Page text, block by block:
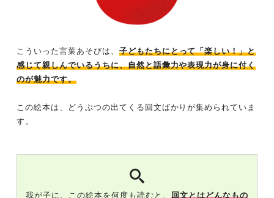
こういった言葉あそびは、 子どもたちにとって「楽しい！」と
感じて親しんでいるうちに、自然と語彙力や表現力が身に付く
のが魅力です。
この絵本は、どうぶつの出てくる回文ばかりが集められていま
す。
我が子に、この絵本を何度も読むと、 回文とはどんなもの